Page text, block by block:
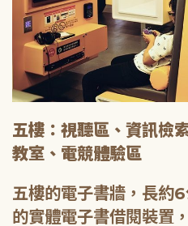
五樓：視聽區、資訊檢
教室、電競體驗區
五樓的電子書牆，長約
的實體電子書借閱裝置